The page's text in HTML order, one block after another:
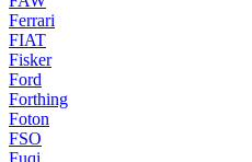
Ferrari
FIAT
Fisker
Ford
Forthing
Foton
FSO
Fuqi